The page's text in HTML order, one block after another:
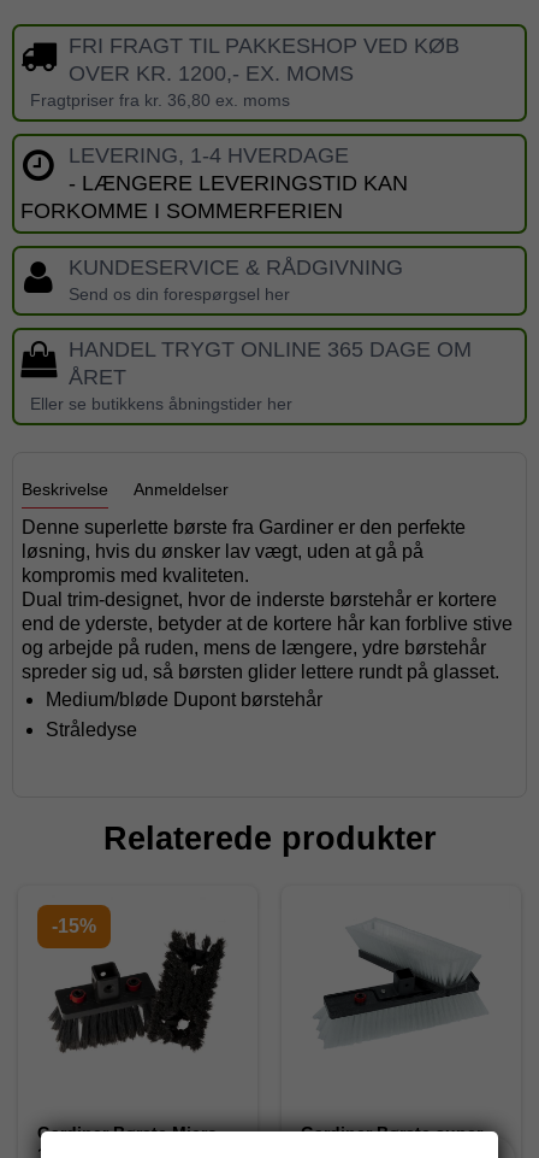
FRI FRAGT TIL PAKKESHOP VED KØB
OVER KR. 1200,- EX. MOMS
Fragtpriser fra kr. 36,80 ex. moms
LEVERING, 1-4 HVERDAGE
- LÆNGERE LEVERINGSTID KAN
FORKOMME I SOMMERFERIEN
KUNDESERVICE & RÅDGIVNING
Send os din forespørgsel her
HANDEL TRYGT ONLINE 365 DAGE OM
ÅRET
Eller se butikkens åbningstider her
Beskrivelse Anmeldelser
Denne superlette børste fra Gardiner er den perfekte
løsning, hvis du ønsker lav vægt, uden at gå på
kompromis med kvaliteten.
Dual trim-designet, hvor de inderste børstehår er kortere
end de yderste, betyder at de kortere hår kan forblive stive
og arbejde på ruden, mens de længere, ydre børstehår
spreder sig ud, så børsten glider lettere rundt på glasset.
Medium/bløde Dupont børstehår
Stråledyse
Relaterede produkter
-15%
Gardiner Børste Micro,
12 cm, Ekstra Blød,
Gardiner Børste super-